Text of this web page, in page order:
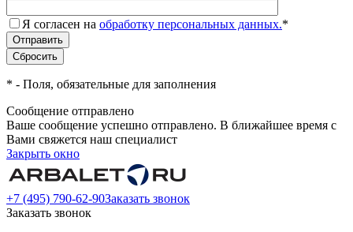
Я согласен на обработку персональных данных.*
* - Поля, обязательные для заполнения
Сообщение отправлено
Ваше сообщение успешно отправлено. В ближайшее время с
Вами свяжется наш специалист
Закрыть окно
+7 (495) 790-62-90Заказать звонок
Заказать звонок